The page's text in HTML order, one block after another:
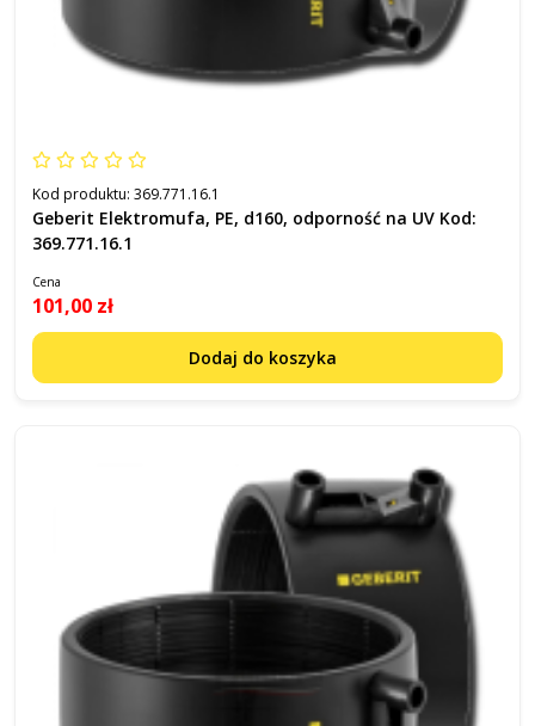
Kod produktu: 369.771.16.1
Geberit Elektromufa, PE, d160, odporność na UV Kod:
369.771.16.1
Cena
101,00 zł
Dodaj do koszyka